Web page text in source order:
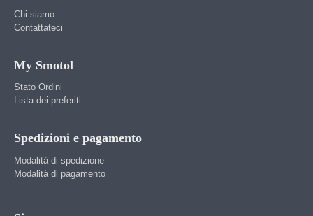
Chi siamo
Contattateci
My Smotol
Stato Ordini
Lista dei preferiti
Spedizioni e pagamento
Modalità di spedizione
Modalità di pagamento